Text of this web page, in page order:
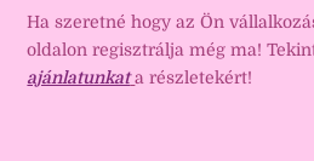
Ha szeretné hogy az Ön
oldalon regisztrálja még ma!
ajánlatunkat a részletekért!